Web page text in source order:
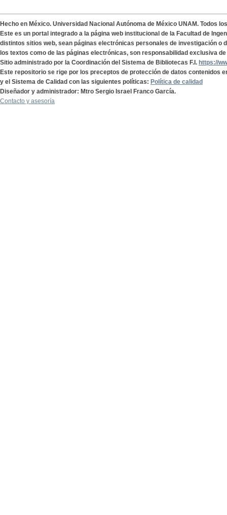
Hecho en México. Universidad Nacional Autónoma de México UNAM. Todos
Este es un portal integrado a la página web institucional de la Facultad de
distintos sitios web, sean páginas electrónicas personales de investigación o
los textos como de las páginas electrónicas, son responsabilidad exclusiva
Sitio administrado por la Coordinación del Sistema de Bibliotecas F.I. https://
Este repositorio se rige por los preceptos de protección de datos contenidos
y el Sistema de Calidad con las siguientes políticas: Política de calidad
Diseñador y administrador: Mtro Sergio Israel Franco García.
Contacto y asesoría